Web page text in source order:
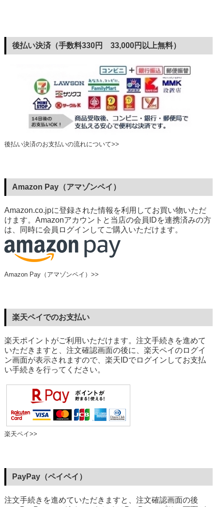
後払い決済（手数料330円 33,000円以上無料）
後払い決済のお支払いの流れについて>>
Amazon Pay（アマゾンペイ）
Amazon.co.jpに登録された情報を利用してお買い物いただ
けます。Amazonアカウントと当店の会員IDを連携済みの方
は、同時に会員ログインしてご購入いただけます。
Amazon Pay（アマゾンペイ）>>
楽天ペイでのお支払い
楽天ポイントがご利用いただけます。注文手続きを進めて
いただきますと、注文確認画面の後に、楽天ペイのログイ
ン画面が表示されますので、楽天IDでログインしてお支払
い手続きを行ってください。
楽天ペイ>>
PayPay（ペイペイ）
注文手続きを進めていただきますと、注文確認画面の後